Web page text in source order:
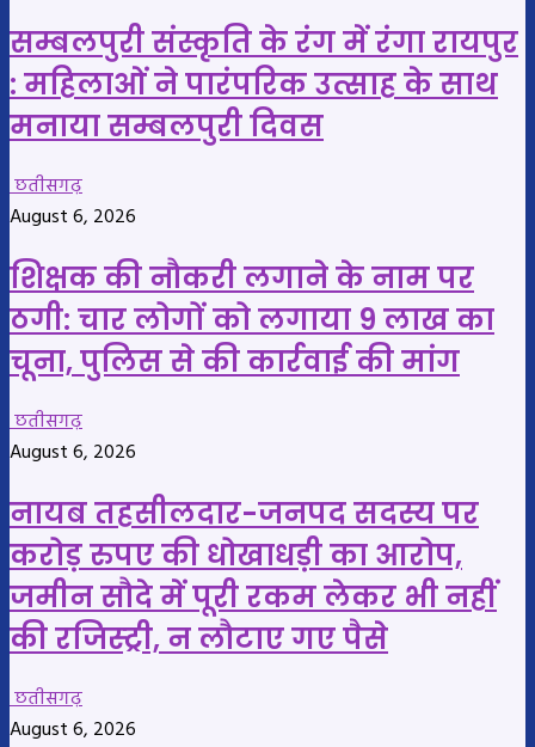
सम्बलपुरी संस्कृति के रंग में रंगा रायपुर
: महिलाओं ने पारंपरिक उत्साह के साथ
मनाया सम्बलपुरी दिवस
छतीसगढ़
August 6, 2026
शिक्षक की नौकरी लगाने के नाम पर
ठगी: चार लोगों को लगाया 9 लाख का
चूना, पुलिस से की कार्रवाई की मांग
छतीसगढ़
August 6, 2026
नायब तहसीलदार-जनपद सदस्य पर
करोड़ रुपए की धोखाधड़ी का आरोप,
जमीन सौदे में पूरी रकम लेकर भी नहीं
की रजिस्ट्री, न लौटाए गए पैसे
छतीसगढ़
August 6, 2026